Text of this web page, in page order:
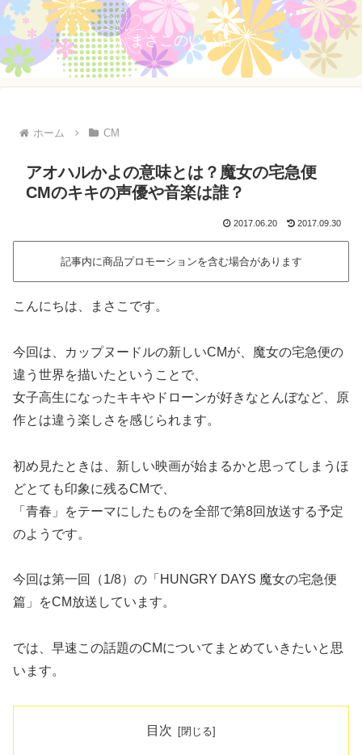
まさこのいい話
ホーム CM
アオハルかよの意味とは？魔女の宅急便
CMのキキの声優や音楽は誰？
2017.06.20 2017.09.30
記事内に商品プロモーションを含む場合があります
こんにちは、まさこです。
今回は、カップヌードルの新しいCMが、魔女の宅急便の
違う世界を描いたということで、
女子高生になったキキやドローンが好きなとんぼなど、原
作とは違う楽しさを感じられます。
初め見たときは、新しい映画が始まるかと思ってしまうほ
どとても印象に残るCMで、
「青春」をテーマにしたものを全部で第8回放送する予定
のようです。
今回は第一回（1/8）の「HUNGRY DAYS 魔女の宅急便
篇」をCM放送しています。
では、早速この話題のCMについてまとめていきたいと思
います。
目次